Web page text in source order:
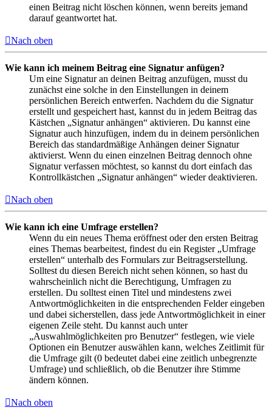
einen Beitrag nicht löschen können, wenn bereits jemand
darauf geantwortet hat.
Nach oben
Wie kann ich meinem Beitrag eine Signatur anfügen?
Um eine Signatur an deinen Beitrag anzufügen, musst du
zunächst eine solche in den Einstellungen in deinem
persönlichen Bereich entwerfen. Nachdem du die Signatur
erstellt und gespeichert hast, kannst du in jedem Beitrag das
Kästchen „Signatur anhängen“ aktivieren. Du kannst eine
Signatur auch hinzufügen, indem du in deinem persönlichen
Bereich das standardmäßige Anhängen deiner Signatur
aktivierst. Wenn du einen einzelnen Beitrag dennoch ohne
Signatur verfassen möchtest, so kannst du dort einfach das
Kontrollkästchen „Signatur anhängen“ wieder deaktivieren.
Nach oben
Wie kann ich eine Umfrage erstellen?
Wenn du ein neues Thema eröffnest oder den ersten Beitrag
eines Themas bearbeitest, findest du ein Register „Umfrage
erstellen“ unterhalb des Formulars zur Beitragserstellung.
Solltest du diesen Bereich nicht sehen können, so hast du
wahrscheinlich nicht die Berechtigung, Umfragen zu
erstellen. Du solltest einen Titel und mindestens zwei
Antwortmöglichkeiten in die entsprechenden Felder eingeben
und dabei sicherstellen, dass jede Antwortmöglichkeit in einer
eigenen Zeile steht. Du kannst auch unter
„Auswahlmöglichkeiten pro Benutzer“ festlegen, wie viele
Optionen ein Benutzer auswählen kann, welches Zeitlimit für
die Umfrage gilt (0 bedeutet dabei eine zeitlich unbegrenzte
Umfrage) und schließlich, ob die Benutzer ihre Stimme
ändern können.
Nach oben